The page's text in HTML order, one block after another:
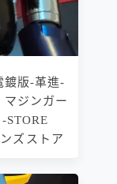
鍍版-革進-
ジンガー
ズストア